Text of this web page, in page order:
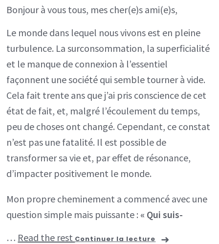
et
votre
mission
de
vie
Bonjour à vous tous, mes cher(e)s ami(e)s,
Le monde dans lequel nous vivons est en pleine
turbulence. La surconsommation, la superficialité
et le manque de connexion à l’essentiel
façonnent une société qui semble tourner à vide.
Cela fait trente ans que j’ai pris conscience de cet
état de fait, et, malgré l’écoulement du temps,
peu de choses ont changé. Cependant, ce constat
n’est pas une fatalité. Il est possible de
transformer sa vie et, par effet de résonance,
d’impacter positivement le monde.
Mon propre cheminement a commencé avec une
question simple mais puissante : « Qui suis-
… Read the rest Continuer la lecture